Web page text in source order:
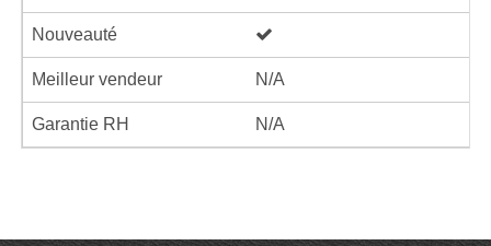
Nouveauté
Meilleur vendeur N/A
Garantie RH N/A